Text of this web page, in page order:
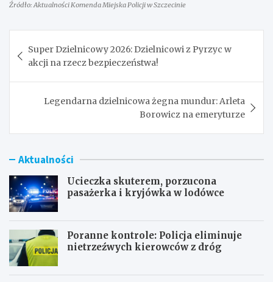
Źródło: Aktualności Komenda Miejska Policji w Szczecinie
wpisu
Super Dzielnicowy 2026: Dzielnicowi z Pyrzyc w
akcji na rzecz bezpieczeństwa!
Legendarna dzielnicowa żegna mundur: Arleta
Borowicz na emeryturze
Aktualności
Ucieczka skuterem, porzucona
pasażerka i kryjówka w lodówce
Poranne kontrole: Policja eliminuje
nietrzeźwych kierowców z dróg